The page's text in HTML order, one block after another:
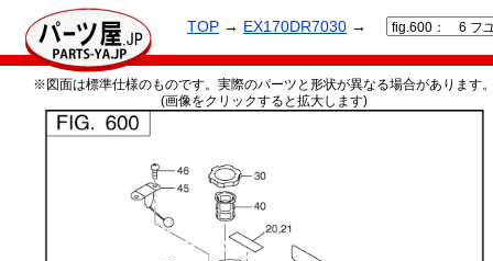
TOP → EX170DR7030 →
※図面は標準仕様のものです。実際のパーツと形状が異なる場合があります
(画像をクリックすると拡大します)